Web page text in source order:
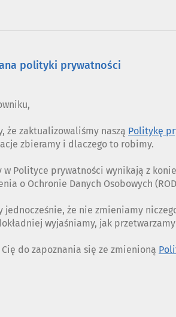
polityki prywatności
że zaktualizowaliśmy naszą Politykę
zbieramy i dlaczego to robimy.
w Polityce prywatności wynikają z
o Ochronie Danych Osobowych
jednocześnie, że nie zmieniamy
wyjaśniamy, jak
do zapoznania się ze zmienioną